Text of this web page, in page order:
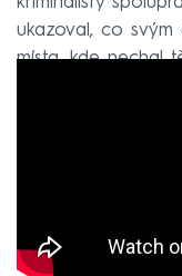
ukazoval, co
místa, kde nechal